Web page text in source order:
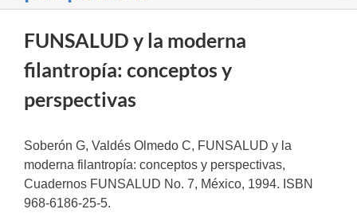
FUNSALUD y la moderna
filantropía: conceptos y
perspectivas
Soberón G, Valdés Olmedo C, FUNSALUD y la
moderna filantropía: conceptos y perspectivas,
Cuadernos FUNSALUD No. 7, México, 1994. ISBN
968-6186-25-5.